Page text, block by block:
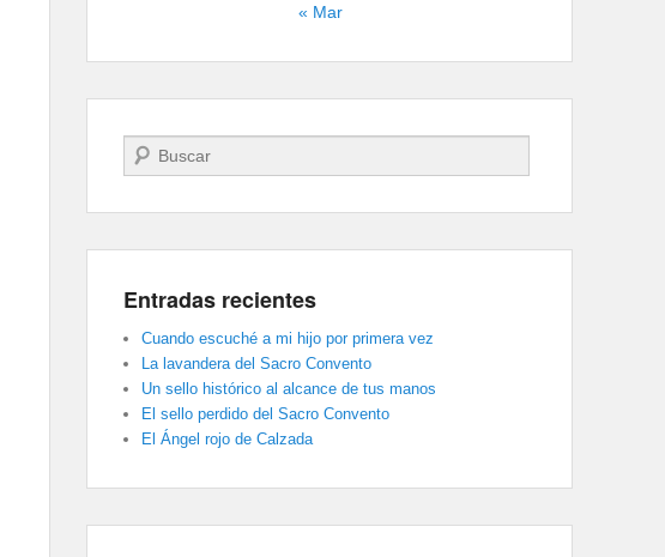
« Mar
Buscar
Entradas recientes
Cuando escuché a mi hijo por primera vez
La lavandera del Sacro Convento
Un sello histórico al alcance de tus manos
El sello perdido del Sacro Convento
El Ángel rojo de Calzada